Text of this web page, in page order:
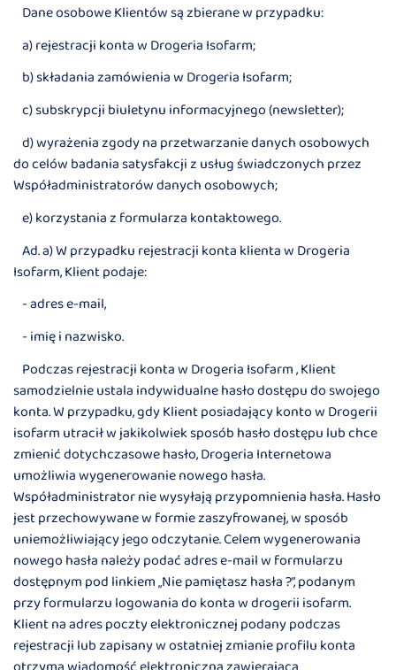
Dane osobowe Klientów są zbierane w przypadku:
a) rejestracji konta w Drogeria Isofarm;
b) składania zamówienia w Drogeria Isofarm;
c) subskrypcji biuletynu informacyjnego (newsletter);
d) wyrażenia zgody na przetwarzanie danych osobowych
do celów badania satysfakcji z usług świadczonych przez
Współadministratorów danych osobowych;
e) korzystania z formularza kontaktowego.
Ad. a) W przypadku rejestracji konta klienta w Drogeria
Isofarm, Klient podaje:
- adres e-mail,
- imię i nazwisko.
Podczas rejestracji konta w Drogeria Isofarm , Klient
samodzielnie ustala indywidualne hasło dostępu do swojego
konta. W przypadku, gdy Klient posiadający konto w Drogerii
isofarm utracił w jakikolwiek sposób hasło dostępu lub chce
zmienić dotychczasowe hasło, Drogeria Internetowa
umożliwia wygenerowanie nowego hasła.
Współadministrator nie wysyłają przypomnienia hasła. Hasło
jest przechowywane w formie zaszyfrowanej, w sposób
uniemożliwiający jego odczytanie. Celem wygenerowania
nowego hasła należy podać adres e-mail w formularzu
dostępnym pod linkiem „Nie pamiętasz hasła ?”, podanym
przy formularzu logowania do konta w drogerii isofarm.
Klient na adres poczty elektronicznej podany podczas
rejestracji lub zapisany w ostatniej zmianie profilu konta